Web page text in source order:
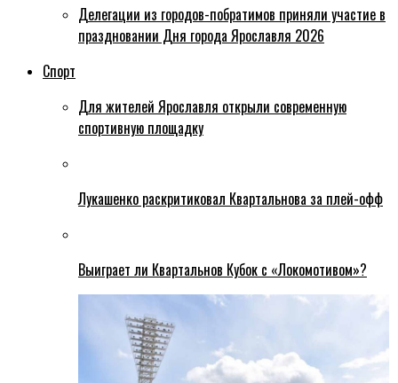
Делегации из городов-побратимов приняли участие в
праздновании Дня города Ярославля 2026
Спорт
Для жителей Ярославля открыли современную
спортивную площадку
Лукашенко раскритиковал Квартальнова за плей-офф
Выиграет ли Квартальнов Кубок с «Локомотивом»?